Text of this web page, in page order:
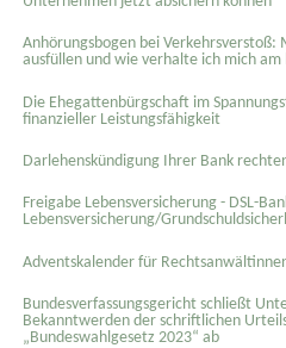
Anhörungsbogen bei Verkehrsverstoß:
ausfüllen und wie verhalte ich mich am
Die Ehegattenbürgschaft im
finanzieller Leistungsfähigkeit
Darlehenskündigung Ihrer Bank
Freigabe Lebensversicherung - DSL-
Lebensversicherung/
Adventskalender für
Bundesverfassungsgericht schließt
Bekanntwerden der schriftlichen
„Bundeswahlgesetz 2023“ ab